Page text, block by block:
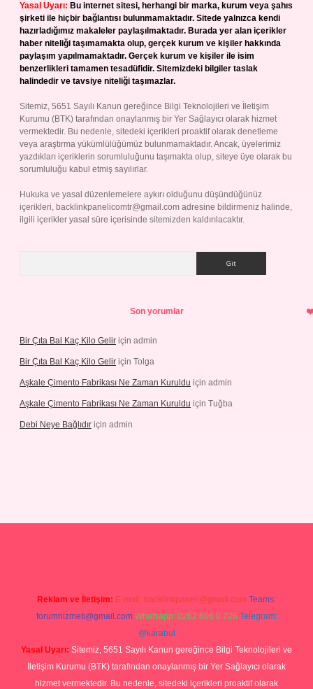
Yasal Uyarı: Bu internet sitesi, herhangi bir marka, kurum veya şahıs
şirketi ile hiçbir bağlantısı bulunmamaktadır. Sitede yalnızca kendi
hazırladığımız makaleler paylaşılmaktadır. Burada yer alan içerikler
haber niteliği taşımamakta olup, gerçek kurum ve kişiler hakkında
paylaşım yapılmamaktadır. Gerçek kurum ve kişiler ile isim
benzerlikleri tamamen tesadüfidir. Sitemizdeki bilgiler taslak
halindedir ve tavsiye niteliği taşımazlar.
Sitemiz, 5651 Sayılı Kanun gereğince Bilgi Teknolojileri ve İletişim
Kurumu (BTK) tarafından onaylanmış bir Yer Sağlayıcı olarak hizmet
vermektedir. Bu nedenle, sitedeki içerikleri proaktif olarak denetleme
veya araştırma yükümlülüğümüz bulunmamaktadır. Ancak, üyelerimiz
yazdıkları içeriklerin sorumluluğunu taşımakta olup, siteye üye olarak bu
sorumluluğu kabul etmiş sayılırlar.
Hukuka ve yasal düzenlemelere aykırı olduğunu düşündüğünüz
içerikleri, backlinkpanelicomtr@gmail.com adresine bildirmeniz halinde,
ilgili içerikler yasal süre içerisinde sitemizden kaldırılacaktır.
Son yorumlar
Bir Çıta Bal Kaç Kilo Gelir için admin
Bir Çıta Bal Kaç Kilo Gelir için Tolga
Aşkale Çimento Fabrikası Ne Zaman Kuruldu için admin
Aşkale Çimento Fabrikası Ne Zaman Kuruldu için Tuğba
Debi Neye Bağlıdır için admin
Reklam ve İletişim: E-mail: backlinkpaneli@gmail.com Teams:
forumhizmeti@gmail.com Whatsapp: 0262 606 0 726 Telegram:
@karabul
Yasal Uyarı: Sitemiz, 5651 Sayılı Kanun gereğince Bilgi Teknolojileri ve
İletişim Kurumu (BTK) tarafından onaylanmış bir Yer Sağlayıcı olarak
hizmet vermektedir. Bu nedenle, sitedeki içerikleri proaktif olarak